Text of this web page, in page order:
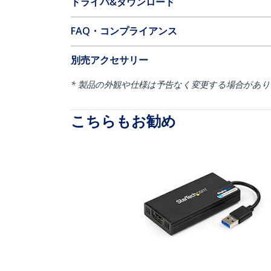
FAQ・コンプライアンス
別売アクセサリー
* 製品の外観や仕様は予告なく変更する場合があ
こちらもお勧め